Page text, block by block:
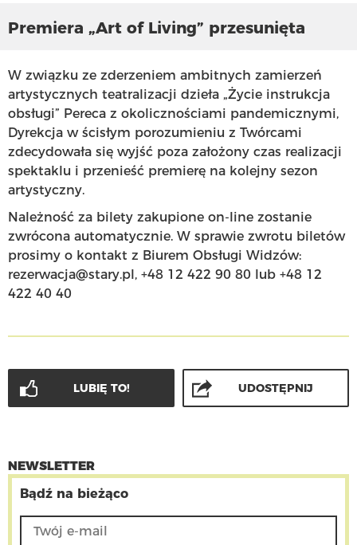
Premiera „Art of Living” przesunięta
W związku ze zderzeniem ambitnych zamierzeń
artystycznych teatralizacji dzieła „Życie instrukcja
obsługi” Pereca z okolicznościami pandemicznymi,
Dyrekcja w ścisłym porozumieniu z Twórcami
zdecydowała się wyjść poza założony czas realizacji
spektaklu i przenieść premierę na kolejny sezon
artystyczny.
Należność za bilety zakupione on-line zostanie
zwrócona automatycznie. W sprawie zwrotu biletów
prosimy o kontakt z Biurem Obsługi Widzów:
rezerwacja@stary.pl, +48 12 422 90 80 lub +48 12
422 40 40
LUBIĘ TO! UDOSTĘPNIJ
NEWSLETTER
Bądź na bieżąco